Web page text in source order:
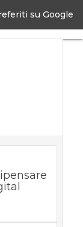
su Google